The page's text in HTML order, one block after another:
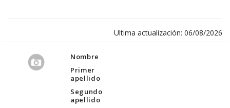
Ultima actualización: 06/08/2026
Nombre
Primer
apellido
Segundo
apellido